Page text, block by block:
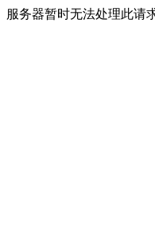
服务器暂时无法处理此请